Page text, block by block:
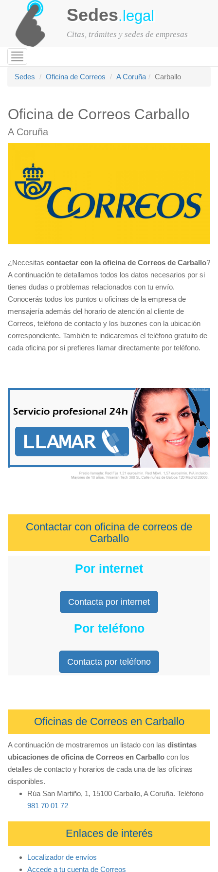
Sedes.legal
Citas, trámites y sedes de empresas
Toggle
navigation
Sedes
Oficina de Correos A Coruña Carballo
Oficina de Correos Carballo
A Coruña
¿Necesitas contactar con la oficina de Correos de Carballo?
A continuación te detallamos todos los datos necesarios por si
tienes dudas o problemas relacionados con tu envío.
Conocerás todos los puntos u oficinas de la empresa de
mensajería además del horario de atención al cliente de
Correos, teléfono de contacto y los buzones con la ubicación
correspondiente. También te indicaremos el teléfono gratuito de
cada oficina por si prefieres llamar directamente por teléfono.
Contactar con oficina de correos de
Carballo
Por internet
Contacta por internet
Por teléfono
Contacta por teléfono
Oficinas de Correos en Carballo
A continuación de mostraremos un listado con las distintas
ubicaciones de oficina de Correos en Carballo con los
detalles de contacto y horarios de cada una de las oficinas
disponibles.
Rúa San Martiño, 1, 15100 Carballo, A Coruña. Teléfono
981 70 01 72
Enlaces de interés
Localizador de envíos
Accede a tu cuenta de Correos